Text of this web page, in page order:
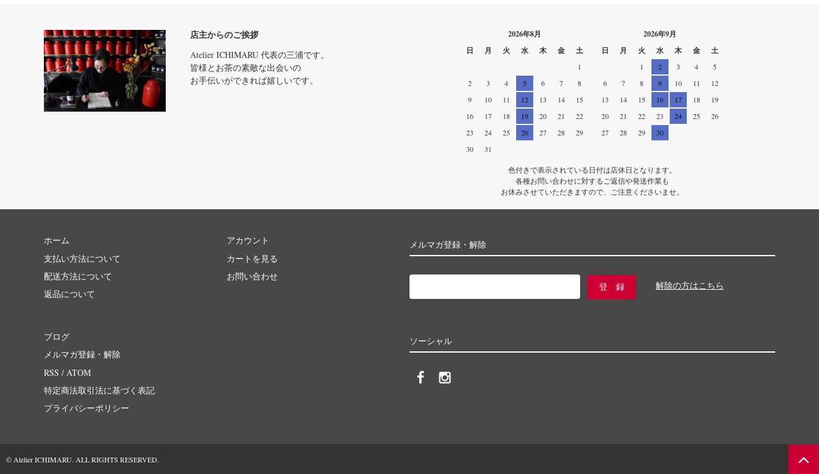
店主からのご挨拶
Atelier ICHIMARU 代表の三浦です。
皆様とお茶の素敵な出会いの
お手伝いができれば嬉しいです。
2026年8月
日
月 火 水 木 金 土
1
2
3 4 5 6 7
8
9
10 11 12 13 14
15
16
17 18 19 20 21
22
23
24 25 26 27 28
29
30
31
2026年9月
日
月 火 水 木 金 土
1 2 3 4
5
6
7 8 9 10 11
12
13
14 15 16 17 18
19
20
21 22 23 24 25
26
27
28 29 30
色付きで表示されている日付は店休日となります。
各種お問い合わせに対するご返信や発送作業も
お休みさせていただきますので、ご注意くださいませ。
メルマガ登録・解除
解除の方はこちら
ホーム
支払い方法について
配送方法について
返品について
アカウント
カートを見る
お問い合わせ
ソーシャル
ブログ
メルマガ登録・解除
RSS / ATOM
特定商法取引法に基づく表記
プライバシーポリシー
© Atelier ICHIMARU. ALL RIGHTS RESERVED.